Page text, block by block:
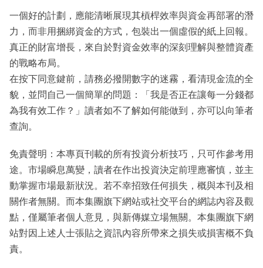
一個好的計劃，應能清晰展現其槓桿效率與資金再部署的潛
力，而非用捆綁資金的方式，包裝出一個虛假的紙上回報。
真正的財富增長，來自於對資金效率的深刻理解與整體資產
的戰略布局。
在按下同意鍵前，請務必撥開數字的迷霧，看清現金流的全
貌，並問自己一個簡單的問題：「我是否正在讓每一分錢都
為我有效工作？」讀者如不了解如何能做到，亦可以向筆者
查詢。
免責聲明：本專頁刊載的所有投資分析技巧，只可作參考用
途。市場瞬息萬變，讀者在作出投資決定前理應審慎，並主
動掌握市場最新狀況。若不幸招致任何損失，概與本刊及相
關作者無關。而本集團旗下網站或社交平台的網誌內容及觀
點，僅屬筆者個人意見，與新傳媒立場無關。本集團旗下網
站對因上述人士張貼之資訊內容所帶來之損失或損害概不負
責。